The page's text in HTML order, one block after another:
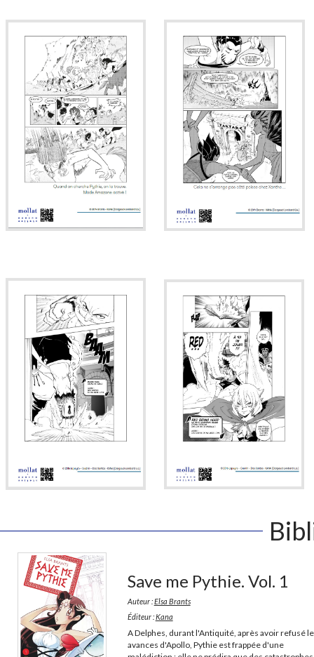
Save me Pythie. Vol. 1
Auteur :Elsa Brants
Éditeur :Kana
A Delphes, durant l'Antiquité, après avoir refusé
avances d'Apollo, Pythie est frappée d'une